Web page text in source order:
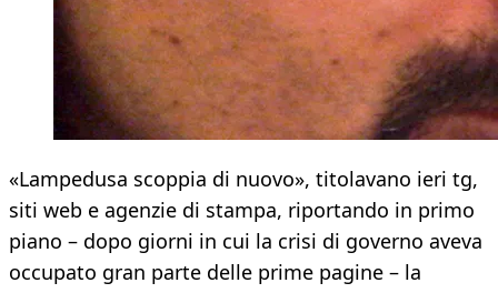
«Lampedusa scoppia di nuovo», titolavano ieri tg,
siti web e agenzie di stampa, riportando in primo
piano – dopo giorni in cui la crisi di governo aveva
occupato gran parte delle prime pagine – la